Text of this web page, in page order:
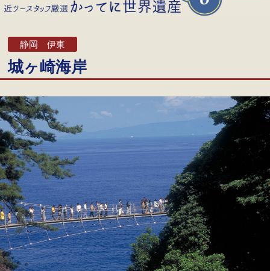
静岡 伊東
城ヶ崎海岸